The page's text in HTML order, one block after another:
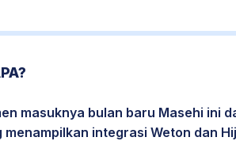
masuknya bulan baru Masehi ini
integrasi Weton dan